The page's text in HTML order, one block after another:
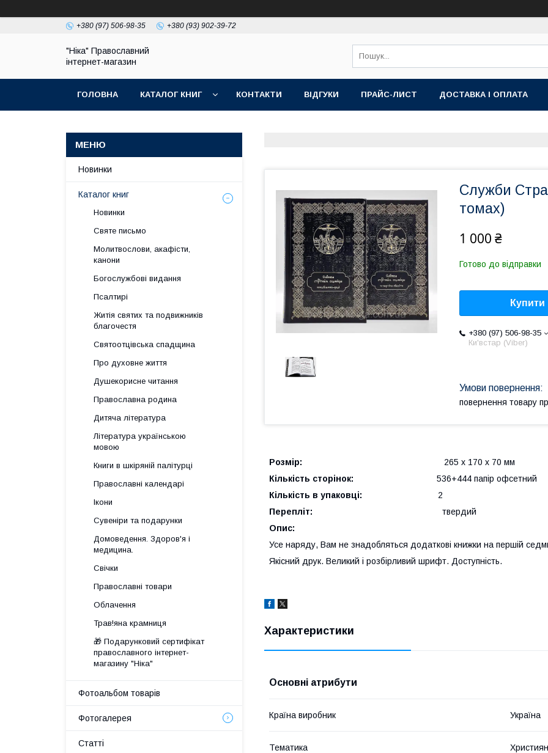
+380 (97) 506-98-35 +380 (93) 902-39-72
"Ніка" Православний
інтернет-магазин
ГОЛОВНА КАТАЛОГ КНИГ КОНТАКТИ ВІДГУКИ ПРАЙС-ЛИСТ ДОСТАВКА І ОПЛАТА
Служби
томах)
1 000 ₴
Готово до відправки
Купити
+380 (97) 506-98-35
Ки'встар (Viber)
повернення товару
Розмір: 265 х 170 х 70 мм
Кількість сторінок: 536+444 папір офсетний
Кількість в упаковці: 2
Перепліт: твердий
Опис:
Усе наряду, Вам не знадобляться додаткові книжки на першій
Якісний друк. Великий і розбірливий шрифт. Доступність.
Характеристики
Основні атрибути
Країна виробник Україна
Тематика
Новинки
Каталог книг
Новинки
Святе письмо
Молитвослови, акафісти,
канони
Богослужбові видання
Псалтирі
Житія святих та подвижників
благочестя
Святоотцівська спадщина
Про духовне життя
Душекорисне читання
Православна родина
Дитяча література
Література українською
мовою
Книги в шкіряній палітурці
Православні календарі
Ікони
Сувеніри та подарунки
Домоведення. Здоров'я і
медицина.
Свічки
Православні товари
Облачення
Трав!яна крамниця
🎁 Подарунковий сертифікат
православного інтернет-
магазину "Ніка"
Фотоальбом товарів
Фотогалерея
Статті